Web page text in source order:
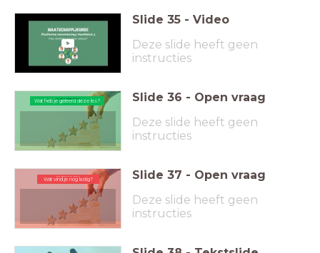
Slide 35 - Video
Deze slide heeft geen
instructies
Wat heb je geleerd deze les?
Wat heb je geleerd deze les? Slide 36 - Open vraag
Deze slide heeft geen
instructies
Wat vind je nog lastig?
Wat vind je nog lastig? Slide 37 - Open vraag
Deze slide heeft geen
instructies